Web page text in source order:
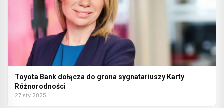
Toyota Bank dołącza do grona sygnatariuszy Karty
Różnorodności
27 sty 2025